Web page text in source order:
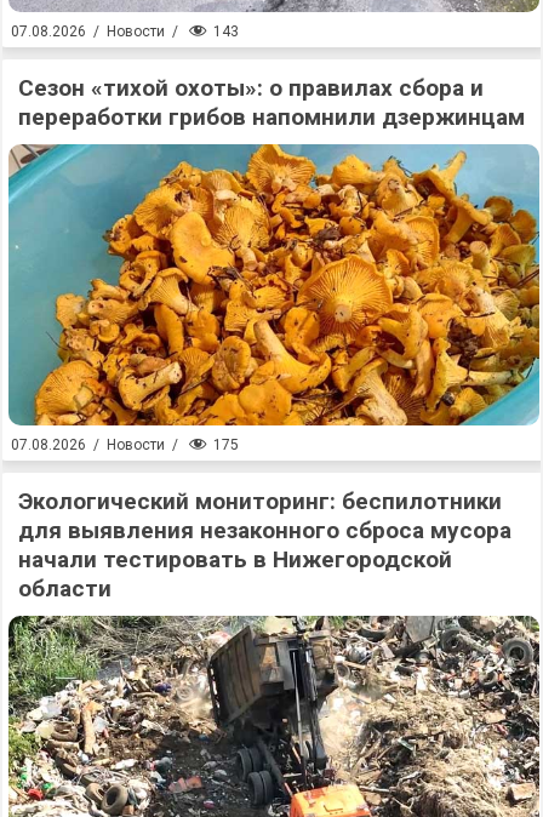
07.08.2026 / Новости / 143
Сезон «тихой охоты»: о правилах сбора и
переработки грибов напомнили дзержинцам
07.08.2026 / Новости / 175
Экологический мониторинг: беспилотники
для выявления незаконного сброса мусора
начали тестировать в Нижегородской
области